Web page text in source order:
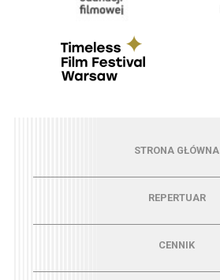
Menu - strona główna
STRONA GŁÓWNA
Menu - repertuarREPERTUAR
CENNIK